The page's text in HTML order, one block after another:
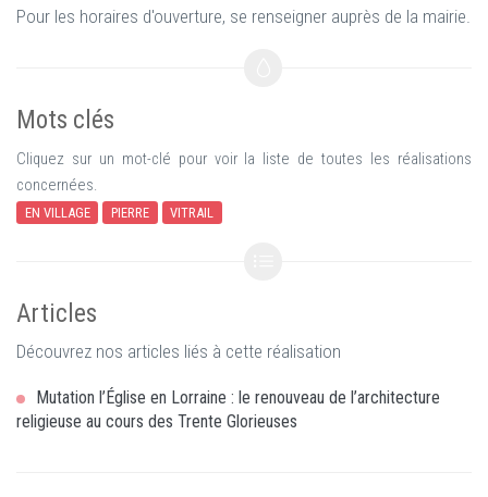
Pour les horaires d'ouverture, se renseigner auprès de la mairie.
Mots clés
Cliquez sur un mot-clé pour voir la liste de toutes les réalisations
concernées.
EN VILLAGE PIERRE VITRAIL
Articles
Découvrez nos articles liés à cette réalisation
Mutation l’Église en Lorraine : le renouveau de l’architecture
religieuse au cours des Trente Glorieuses